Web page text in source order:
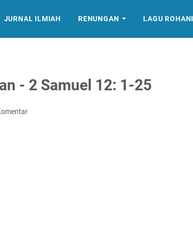
JURNAL ILMIAH RENUNGAN LAGU ROHANI
- 2 Samuel 12: 1-25